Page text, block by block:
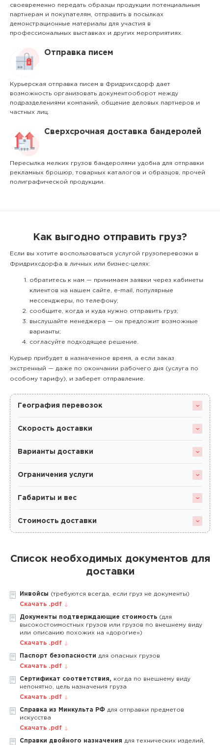
своевременно передать образцы продукции потенциальным
партнерам и покупателям, отправить в посылках
демонстрационные материалы для участия в
профессиональных выставках и других мероприятиях.
Отправка писем
Курьерская отправка писем в Фридрихсдорф дает
возможность организовать документооборот между
подразделениями компаний, общение деловых партнеров и
частных лиц.
Сверхсрочная доставка бандеролей
Пересылка мелких грузов бандеролями удобна для отправки
рекламных брошюр, товарных каталогов и образцов, прочей
полиграфической продукции.
Как выгодно отправить груз?
Если вы хотите воспользоваться услугой грузоперевозки в
Фридрихсдорфа в личных или бизнес-целях:
обратитесь к нам — принимаем заявки через кабинеты
клиентов на нашем сайте, e-mail, популярные
мессенджеры, по телефону;
сообщите, когда и куда нужно отправить груз;
выслушайте менеджера — он предложит возможные
варианты;
согласуйте подходящее решение.
Курьер прибудет в назначенное время, а если заказ
экстренный — даже по окончании рабочего дня (услуга по
особому тарифу), и заберет отправление.
География перевозок
Скорость доставки
Варианты доставки
Ограничения услуги
Габариты и вес
Стоимость доставки
Список необходимых документов для
доставки
Инвойсы (требуются всегда, если груз не документы)
Скачать .pdf
Документы подтверждающие стоимость (для
высокостоимостных грузов или грузов по внешнему виду
или описанию похожих на «дорогие»)
Скачать .pdf
Паспорт безопасности для опасных грузов
Скачать .pdf
Сертификат соответствия, когда по внешнему виду
непонятно, цель назначения груза
Скачать .pdf
Справка из Минкульта РФ для отправки предметов
искусства
Скачать .pdf
Справки двойного назначения для технических изделий,